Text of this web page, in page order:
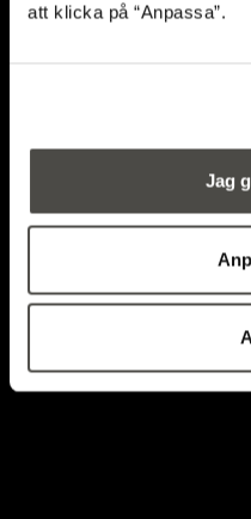
att klicka på “Anpassa”.
Jag
Snart
bedöma
den